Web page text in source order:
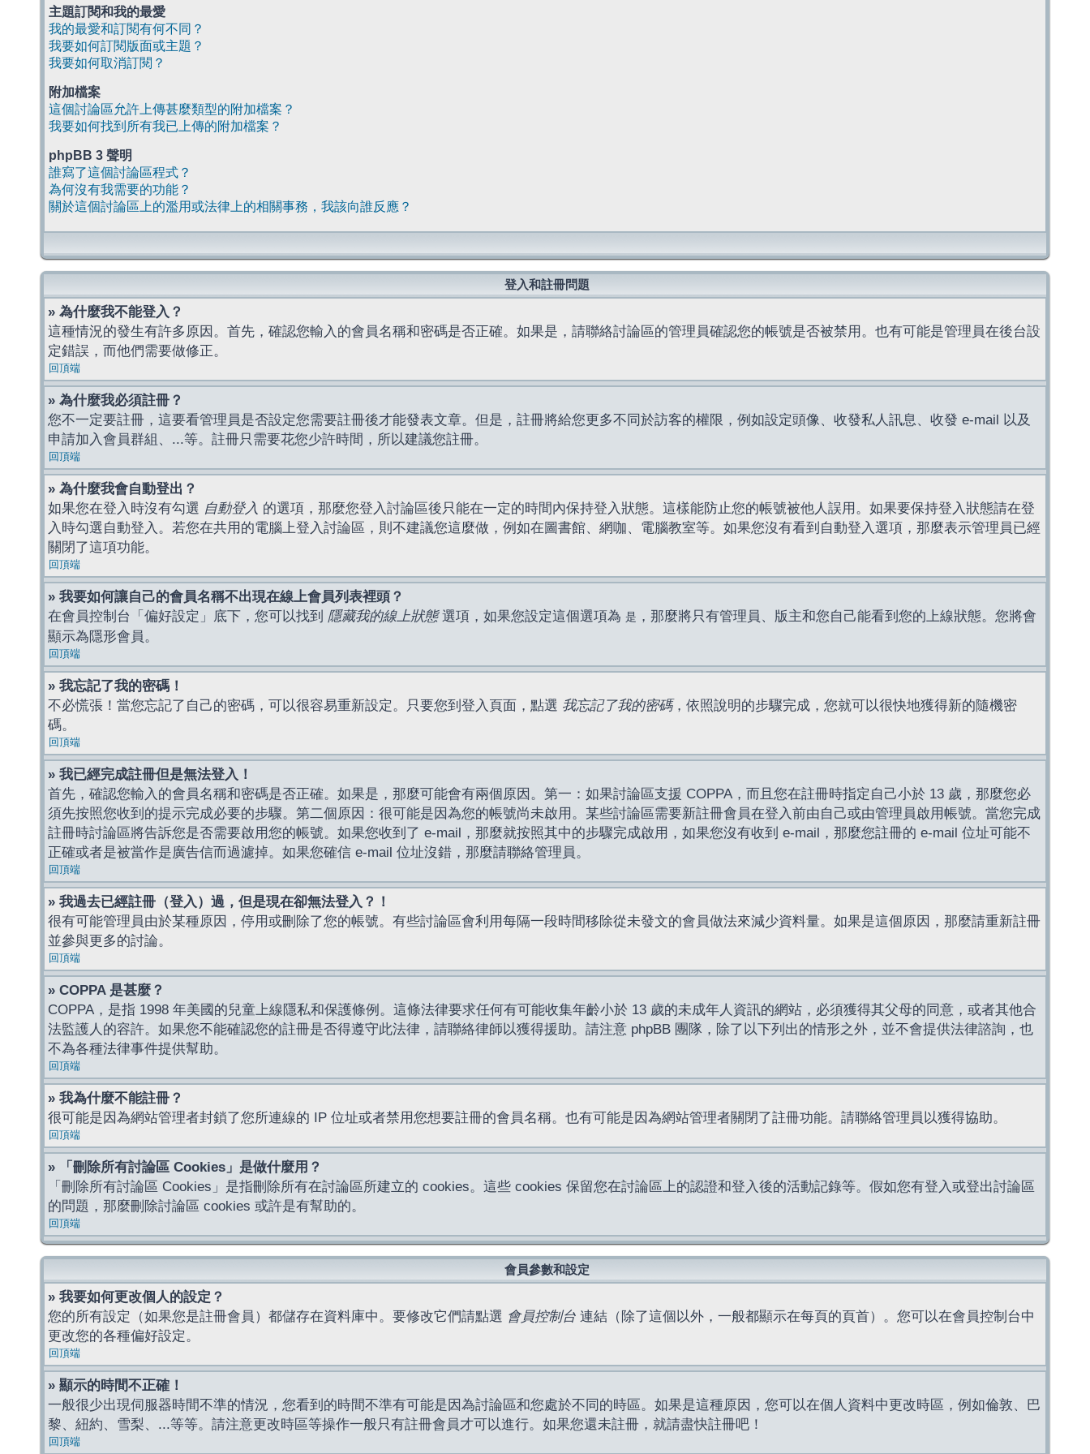
主題訂閱和我的最愛
我的最愛和訂閱有何不同？
我要如何訂閱版面或主題？
我要如何取消訂閱？
附加檔案
這個討論區允許上傳甚麼類型的附加檔案？
我要如何找到所有我已上傳的附加檔案？
phpBB 3 聲明
誰寫了這個討論區程式？
為何沒有我需要的功能？
關於這個討論區上的濫用或法律上的相關事務，我該向誰反應？
登入和註冊問題
» 為什麼我不能登入？
這種情況的發生有許多原因。首先，確認您輸入的會員名稱和密碼是否正確。如果是，請聯絡討論區的管理員確認您的帳號是否被禁用。也有可能是管理員在後台設
定錯誤，而他們需要做修正。
回頂端
» 為什麼我必須註冊？
您不一定要註冊，這要看管理員是否設定您需要註冊後才能發表文章。但是，註冊將給您更多不同於訪客的權限，例如設定頭像、收發私人訊息、收發 e-mail 以及
申請加入會員群組、...等。註冊只需要花您少許時間，所以建議您註冊。
回頂端
» 為什麼我會自動登出？
如果您在登入時沒有勾選 自動登入 的選項，那麼您登入討論區後只能在一定的時間內保持登入狀態。這樣能防止您的帳號被他人誤用。如果要保持登入狀態請在登
入時勾選自動登入。若您在共用的電腦上登入討論區，則不建議您這麼做，例如在圖書館、網咖、電腦教室等。如果您沒有看到自動登入選項，那麼表示管理員已經
關閉了這項功能。
回頂端
» 我要如何讓自己的會員名稱不出現在線上會員列表裡頭？
在會員控制台「偏好設定」底下，您可以找到 隱藏我的線上狀態選項，如果您設定這個選項為 是 ，那麼將只有管理員、版主和您自己能看到您的上線狀態。您將會
顯示為隱形會員。
回頂端
» 我忘記了我的密碼！
不必慌張！當您忘記了自己的密碼，可以很容易重新設定。只要您到登入頁面，點選 我忘記了我的密碼，依照說明的步驟完成，您就可以很快地獲得新的隨機密
碼。
回頂端
» 我已經完成註冊但是無法登入！
首先，確認您輸入的會員名稱和密碼是否正確。如果是，那麼可能會有兩個原因。第一：如果討論區支援 COPPA，而且您在註冊時指定自己小於 13 歲，那麼您必
須先按照您收到的提示完成必要的步驟。第二個原因：很可能是因為您的帳號尚未啟用。某些討論區需要新註冊會員在登入前由自己或由管理員啟用帳號。當您完成
註冊時討論區將告訴您是否需要啟用您的帳號。如果您收到了 e-mail，那麼就按照其中的步驟完成啟用，如果您沒有收到 e-mail，那麼您註冊的 e-mail 位址可能不
正確或者是被當作是廣告信而過濾掉。如果您確信 e-mail 位址沒錯，那麼請聯絡管理員。
回頂端
» 我過去已經註冊（登入）過，但是現在卻無法登入？！
很有可能管理員由於某種原因，停用或刪除了您的帳號。有些討論區會利用每隔一段時間移除從未發文的會員做法來減少資料量。如果是這個原因，那麼請重新註冊
並參與更多的討論。
回頂端
» COPPA 是甚麼？
COPPA，是指 1998 年美國的兒童上線隱私和保護條例。這條法律要求任何有可能收集年齡小於 13 歲的未成年人資訊的網站，必須獲得其父母的同意，或者其他合
法監護人的容許。如果您不能確認您的註冊是否得遵守此法律，請聯絡律師以獲得援助。請注意 phpBB 團隊，除了以下列出的情形之外，並不會提供法律諮詢，也
不為各種法律事件提供幫助。
回頂端
» 我為什麼不能註冊？
很可能是因為網站管理者封鎖了您所連線的 IP 位址或者禁用您想要註冊的會員名稱。也有可能是因為網站管理者關閉了註冊功能。請聯絡管理員以獲得協助。
回頂端
» 「刪除所有討論區 Cookies」是做什麼用？
「刪除所有討論區 Cookies」是指刪除所有在討論區所建立的 cookies。這些 cookies 保留您在討論區上的認證和登入後的活動記錄等。假如您有登入或登出討論區
的問題，那麼刪除討論區 cookies 或許是有幫助的。
回頂端
會員參數和設定
» 我要如何更改個人的設定？
您的所有設定（如果您是註冊會員）都儲存在資料庫中。要修改它們請點選 會員控制台 連結（除了這個以外，一般都顯示在每頁的頁首）。您可以在會員控制台中
更改您的各種偏好設定。
回頂端
» 顯示的時間不正確！
一般很少出現伺服器時間不準的情況，您看到的時間不準有可能是因為討論區和您處於不同的時區。如果是這種原因，您可以在個人資料中更改時區，例如倫敦、巴
黎、紐約、雪梨、...等等。請注意更改時區等操作一般只有註冊會員才可以進行。如果您還未註冊，就請盡快註冊吧！
回頂端